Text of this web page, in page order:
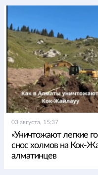
03 августа, 15:37
«Уничтожают легкие
снос холмов на Кок-
алматинцев